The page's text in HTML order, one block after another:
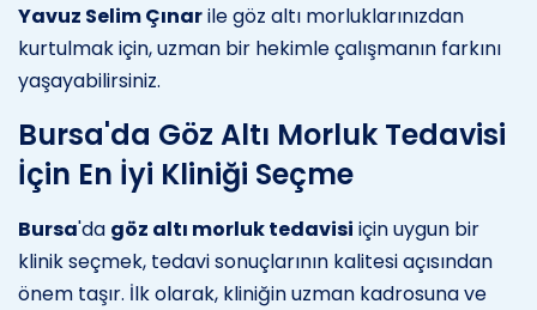
Yavuz Selim Çınarile göz altı morluklarınızdan
kurtulmak için, uzman bir hekimle çalışmanın farkını
yaşayabilirsiniz.
Bursa'da Göz Altı Morluk Tedavisi
İçin En İyi Kliniği Seçme
Bursa'da göz altı morluk tedavisi için uygun bir
klinik seçmek, tedavi sonuçlarının kalitesi açısından
önem taşır. İlk olarak, kliniğin uzman kadrosuna ve